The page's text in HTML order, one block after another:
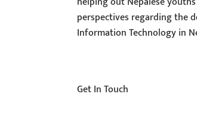
perspectives regarding the
Information Technology in
Get In Touch